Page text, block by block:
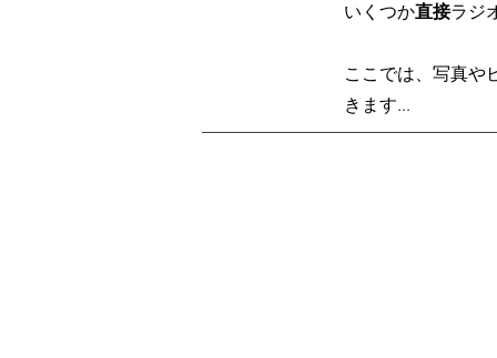
いくつか直接ラジ
ここでは、写真や
きます...